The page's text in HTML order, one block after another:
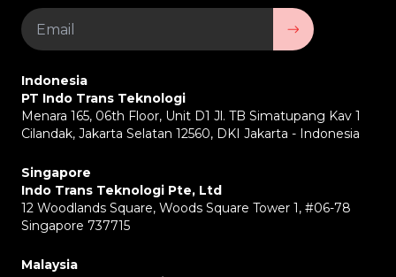
Indonesia
PT Indo Trans Teknologi
Menara 165, 06th Floor, Unit D1 Jl. TB Simatupang Kav 1
Cilandak, Jakarta Selatan 12560, DKI Jakarta - Indonesia
Singapore
Indo Trans Teknologi Pte, Ltd
12 Woodlands Square, Woods Square Tower 1, #06-78
Singapore 737715
Malaysia